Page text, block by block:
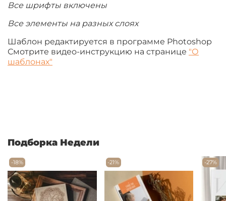
Все шрифты включены
Все элементы на разных слоях
Шаблон редактируется в программе Photoshop
Смотрите видео-инструкцию на странице "О
шаблонах"
Подборка Недели
-18% -21% -27%